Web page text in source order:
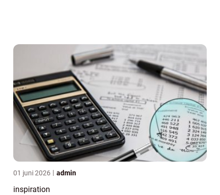
01 juni 2026 admin
inspiration